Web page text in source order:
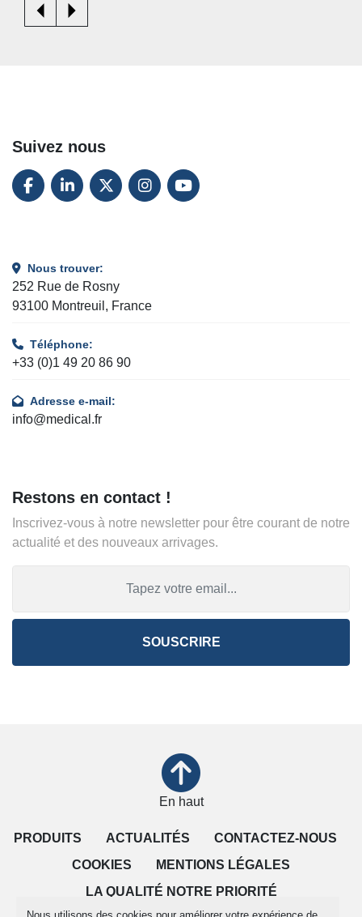
Suivez nous
FACEBOOK
LINKEDINTWITTERINSTAGRAM
YOUTUBE
Nous trouver:
252 Rue de Rosny
93100 Montreuil, France
Téléphone:
+33 (0)1 49 20 86 90
Adresse e-mail:
info@medical.fr
Restons en contact !
Inscrivez-vous à notre newsletter pour être courant de notre
actualité et des nouveaux arrivages.
SOUSCRIRE
PRODUITS ACTUALITÉS
CONTACTEZ-NOUS
COOKIES
MENTIONS LÉGALES
LA QUALITÉ NOTRE PRIORITÉ
En haut